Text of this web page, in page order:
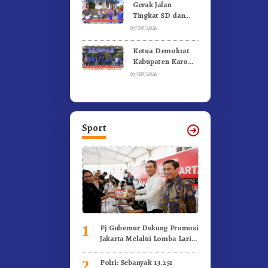
Gerak Jalan
Tingkat SD dan
SMP Untuk
Ke-81 Dibuka
Sekda Karo
07/08/2026
Ketua Demokrat
Kabupaten Karo
Pimpin Laskar Biru
07/08/2026
Sport
1
Pj Gubernur Dukung Promosi
Jakarta Melalui Lomba Lari
Polri: Sebanyak 13.251